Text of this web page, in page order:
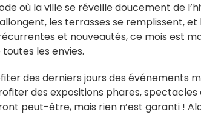
où la ville se réveille doucement de
les terrasses se remplissent, et
et nouveautés, ce mois est
les envies.
des derniers jours des événements
des expositions phares,
peut-être, mais rien n’est garanti !